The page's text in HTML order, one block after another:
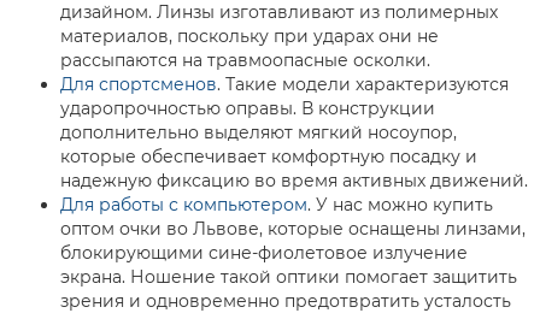
дизайном. Линзы изготавливают из полимерных
материалов, поскольку при ударах они не
рассыпаются на травмоопасные осколки.
Для спортсменов. Такие модели характеризуются
ударопрочностью оправы. В конструкции
дополнительно выделяют мягкий носоупор,
которые обеспечивает комфортную посадку и
надежную фиксацию во время активных движений.
Для работы с компьютером. У нас можно купить
оптом очки во Львове, которые оснащены линзами,
блокирующими сине-фиолетовое излучение
экрана. Ношение такой оптики помогает защитить
зрения и одновременно предотвратить усталость